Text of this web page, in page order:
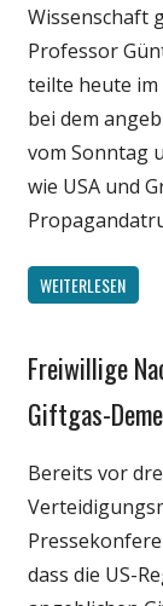
Wissenschaft
Wissenschaft
Professor
teilte heute im
bei dem
vom Sonntag
wie USA und
WEITERLESEN
Gesellschaft
Politik
Wissenschaft
Freiwillige
Giftgas-
Bereits vor
dass die US-